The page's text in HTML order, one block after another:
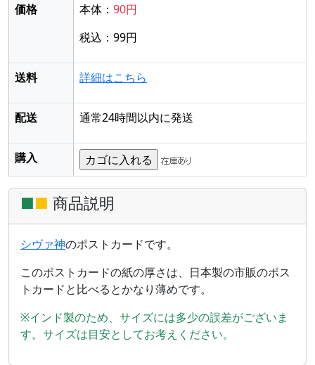
価格 本体： 90円
税込：99円
送料 詳細はこちら
配送 通常24時間以内に発送
購入
■■ 商品説明
シヴァ神のポストカードです。
このポストカードの紙の厚さは、日本製の市販のポス
トカードと比べるとかなり薄めです。
※インド製のため、サイズには多少の誤差がございま
す。サイズは目安としてお考えください。